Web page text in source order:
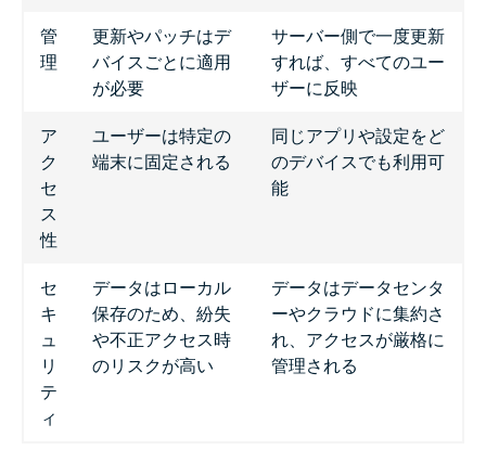
管
理
更新やパッチはデ
バイスごとに適用
が必要
サーバー側で一度更新
すれば、すべてのユー
ザーに反映
ア
ク
セ
ス
性
ユーザーは特定の
端末に固定される
同じアプリや設定をど
のデバイスでも利用可
能
セ
キ
ュ
リ
テ
ィ
データはローカル
保存のため、紛失
や不正アクセス時
のリスクが高い
データはデータセンタ
ーやクラウドに集約さ
れ、アクセスが厳格に
管理される